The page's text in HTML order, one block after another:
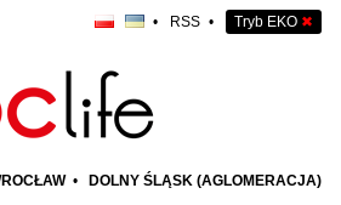
• RSS • Tryb EKO ✖
• DOLNY ŚLĄSK (AGLOMERACJA)